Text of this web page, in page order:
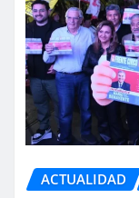
ACTUALIDAD